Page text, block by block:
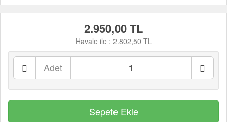
2.950,00 TL
Havale ile : 2.802,50 TL
Adet